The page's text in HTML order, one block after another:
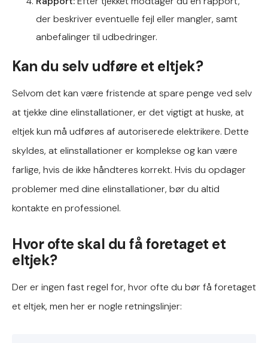
der beskriver eventuelle fejl eller mangler, samt
anbefalinger til udbedringer.
Kan du selv udføre et eltjek?
Selvom det kan være fristende at spare penge ved selv
at tjekke dine elinstallationer, er det vigtigt at huske, at
eltjek kun må udføres af autoriserede elektrikere. Dette
skyldes, at elinstallationer er komplekse og kan være
farlige, hvis de ikke håndteres korrekt. Hvis du opdager
problemer med dine elinstallationer, bør du altid
kontakte en professionel.
Hvor ofte skal du få foretaget et
eltjek?
Der er ingen fast regel for, hvor ofte du bør få foretaget
et eltjek, men her er nogle retningslinjer: